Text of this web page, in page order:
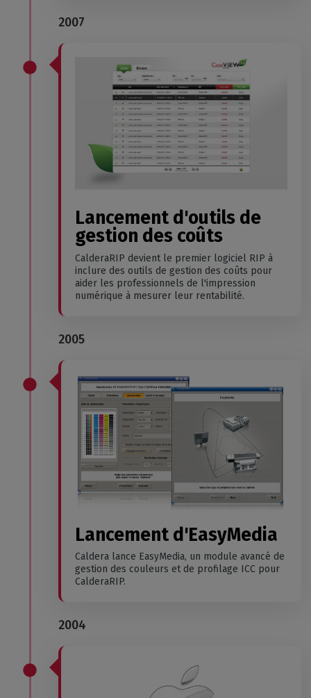
2007
Lancement d'outils de
gestion des coûts
CalderaRIP devient le premier logiciel RIP à
inclure des outils de gestion des coûts pour
aider les professionnels de l'impression
numérique à mesurer leur rentabilité.
2005
Lancement d'EasyMedia
Caldera lance EasyMedia, un module avancé de
gestion des couleurs et de profilage ICC pour
CalderaRIP.
2004